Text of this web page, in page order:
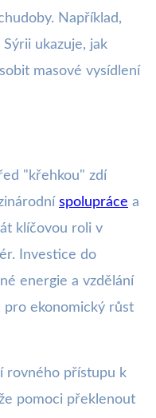
Například,
ukazuje, jak
masové vysídlení
"křehkou" zdí
spolupráce a
klíčovou roli v
Investice do
energie a vzdělání
ekonomický růst
rovného přístupu k
pomoci překlenout